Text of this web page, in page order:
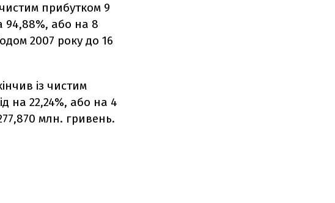
прибутком 9
94,88%, або на 8
2007 року до 16
із чистим
на 22,24%, або на 4
млн. гривень.